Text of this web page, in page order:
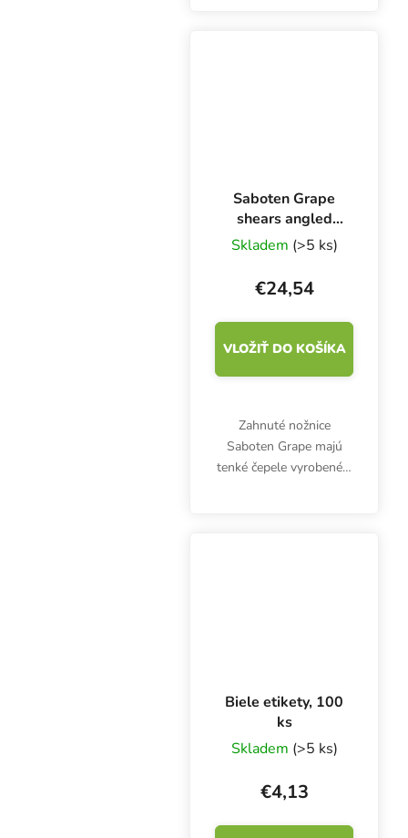
Saboten Grape
shears angled
blades, zakrivené
nožnice
Skladem (>5 ks)
€24,54
VLOŽIŤ DO KOŠÍKA
Zahnuté nožnice
Saboten Grape majú
tenké čepele vyrobené z
Biele etikety, 100
ks
Skladem (>5 ks)
€4,13